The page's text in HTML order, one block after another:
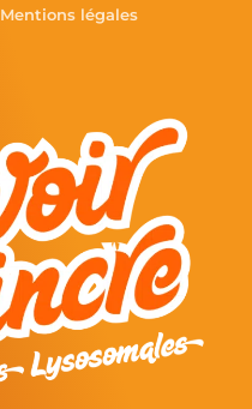
Mentions légales